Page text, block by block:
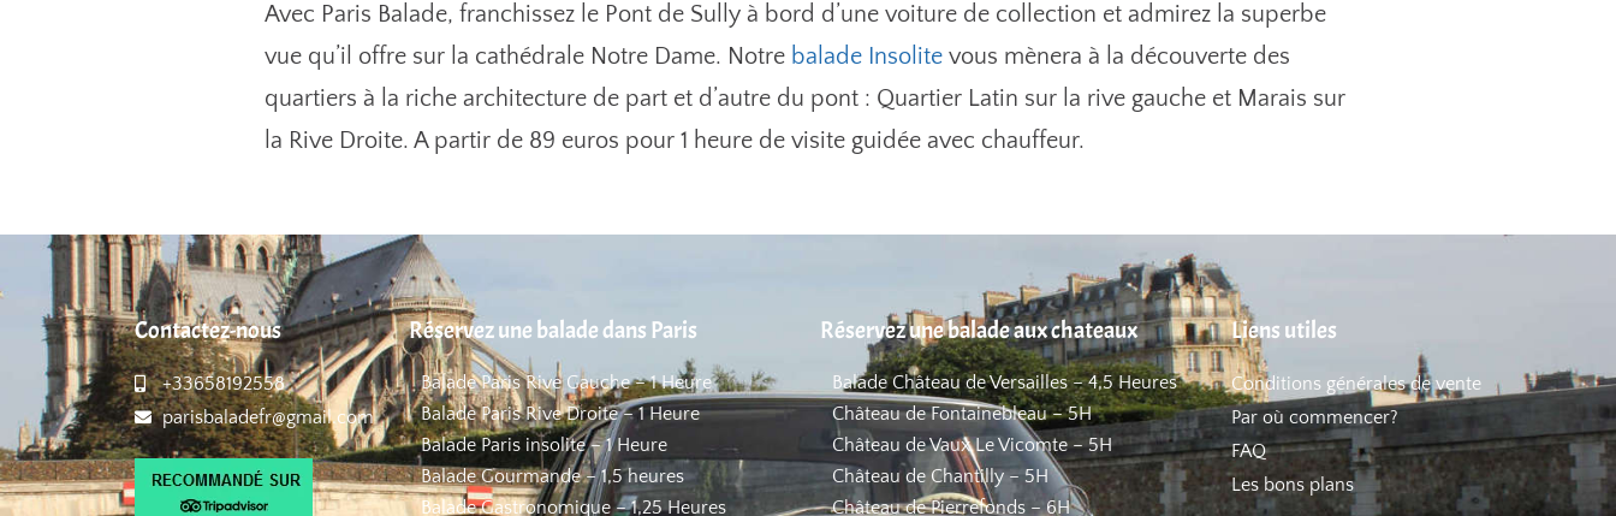
Avec Paris Balade, franchissez le Pont de Sully à bord d’une voiture de collection et admirez la superbe
vue qu’il offre sur la cathédrale Notre Dame. Notre balade Insolite vous mènera à la découverte des
quartiers à la riche architecture de part et d’autre du pont : Quartier Latin sur la rive gauche et Marais sur
la Rive Droite. A partir de 89 euros pour 1 heure de visite guidée avec chauffeur.
Contactez-nous
+33658192558
parisbaladefr@gmail.com
Réservez une balade dans Paris
Balade Paris Rive Gauche – 1 Heure
Balade Paris Rive Droite – 1 Heure
Balade Paris insolite – 1 Heure
Balade Gourmande – 1,5 heures
Balade Gastronomique – 1,25 Heures
Réservez une balade aux chateaux
Balade Château de Versailles – 4,5 Heures
Château de Fontainebleau – 5H
Château de Vaux Le Vicomte – 5H
Château de Chantilly – 5H
Château de Pierrefonds – 6H
Liens utiles
Conditions générales de vente
Par où commencer?
FAQ
Les bons plans